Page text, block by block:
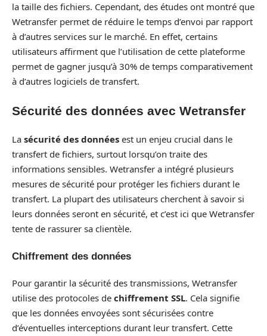
la taille des fichiers. Cependant, des études ont montré que
Wetransfer permet de réduire le temps d’envoi par rapport
à d’autres services sur le marché. En effet, certains
utilisateurs affirment que l’utilisation de cette plateforme
permet de gagner jusqu’à 30% de temps comparativement
à d’autres logiciels de transfert.
Sécurité des données avec Wetransfer
La sécu­rité des données est un enjeu crucial dans le
transfert de fichiers, surtout lorsqu’on traite des
informations sensibles. Wetransfer a intégré plusieurs
mesures de sécurité pour protéger les fichiers durant le
transfert. La plupart des utilisateurs cherchent à savoir si
leurs données seront en sécurité, et c’est ici que Wetransfer
tente de rassurer sa clientèle.
Chiffrement des données
Pour garantir la sécurité des transmis­sions, Wetransfer
utilise des protocoles de chiffrement SSL. Cela signifie
que les données envoyées sont sécurisées contre
d’éventuelles interceptions durant leur transfert. Cette